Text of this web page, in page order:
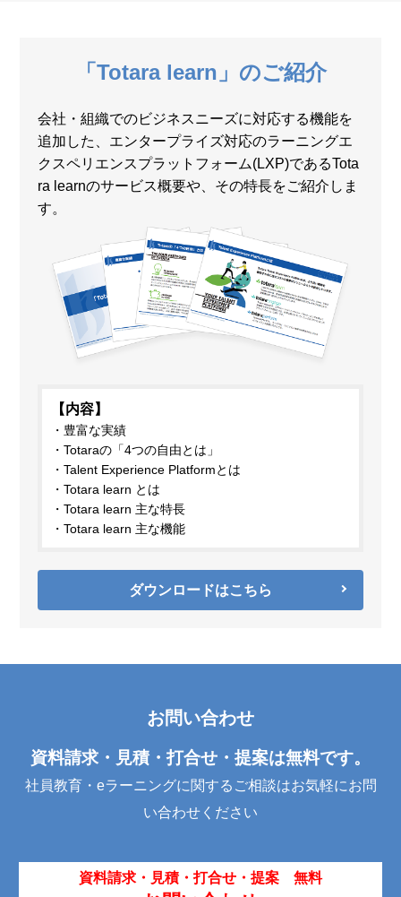
「Totara learn」のご紹介
会社・組織でのビジネスニーズに対応する機能を
追加した、エンタープライズ対応のラーニングエ
クスペリエンスプラットフォーム(LXP)であるTota
ra learnのサービス概要や、その特長をご紹介しま
す。
【内容】
豊富な実績
Totaraの「4つの自由とは」
Talent Experience Platformとは
Totara learn とは
Totara learn 主な特長
Totara learn 主な機能
ダウンロードはこちら
お問い合わせ
資料請求・見積・打合せ・提案は無料です。
社員教育・eラーニングに関するご相談はお気軽にお問
い合わせください
資料請求・見積・打合せ・提案 無料